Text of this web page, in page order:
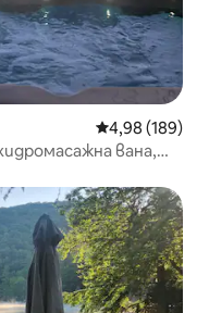
Средна
4,98 (189)
вана,